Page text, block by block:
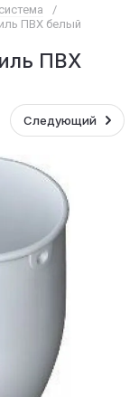
/
ПВХ белый
ПВХ
Следующий